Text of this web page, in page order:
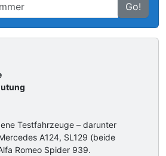
Go!
Testfahrzeuge – darunter
A124, SL129 (beide
Romeo Spider 939.